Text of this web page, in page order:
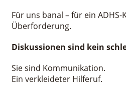
Für uns banal – für ein
Überforderung.
Diskussionen sind kein
Sie sind Kommunikation.
Ein verkleideter Hilferuf.